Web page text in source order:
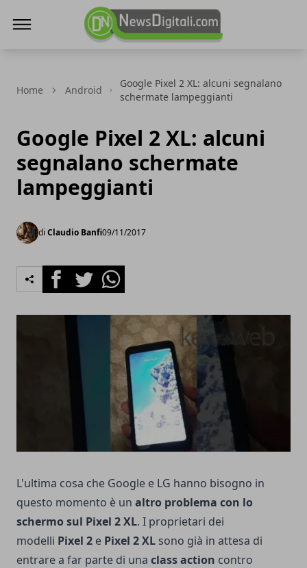
Home Android
Google Pixel 2 XL: alcuni segnalano
schermate lampeggianti
Google Pixel 2 XL: alcuni
segnalano schermate
lampeggianti
di Claudio Banfi09/11/2017
FacebookTwitterWhatsapp
L'ultima cosa che Google e LG hanno bisogno in
questo momento è un altro problema con lo
schermo sul Pixel 2 XL. I proprietari dei
modelli Pixel 2 e Pixel 2 XL sono già in attesa di
entrare a far parte di una class action contro